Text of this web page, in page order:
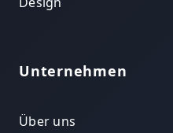
Unternehmen
Über uns